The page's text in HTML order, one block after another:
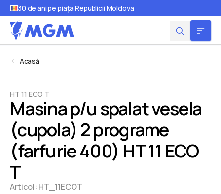
30 de ani pe piața Republicii Moldova
Acasă
HT 11 ECO T
Masina p/u spalat vesela
(cupola) 2 programe
(farfurie 400) HT 11 ECO
T
Articol: HT_11ECOT